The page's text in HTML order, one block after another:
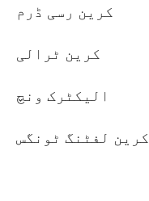
کرین رسی ڈرم
کرین ٹرالی
الیکٹرک ونچ
کرین لفٹنگ ٹونگس